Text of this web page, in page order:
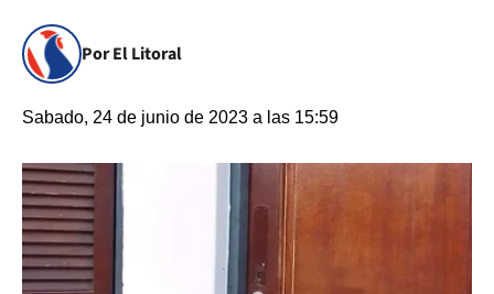
Por El Litoral
Sabado, 24 de junio de 2023 a las 15:59